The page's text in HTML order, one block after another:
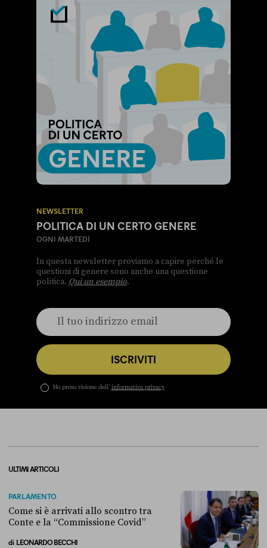
NEWSLETTER
POLITICA DI UN CERTO GENERE
OGNI MARTEDÌ
In questa newsletter proviamo a capire perché le
questioni di genere sono anche una questione
politica. Qui un esempio.
ISCRIVITI
Ho preso visione dell’ informativa privacy
ULTIMI ARTICOLI
PARLAMENTO
Come si è arrivati allo scontro tra
Conte e la “Commissione Covid”
di LEONARDO BECCHI